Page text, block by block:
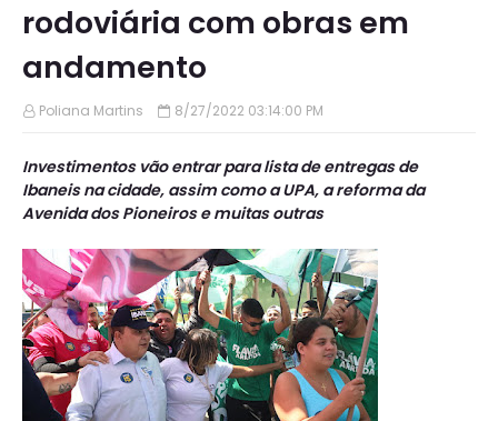
rodoviária com obras em
andamento
Poliana Martins 8/27/2022 03:14:00 PM
Investimentos vão entrar para lista de entregas de
Ibaneis na cidade, assim como a UPA, a reforma da
Avenida dos Pioneiros e muitas outras